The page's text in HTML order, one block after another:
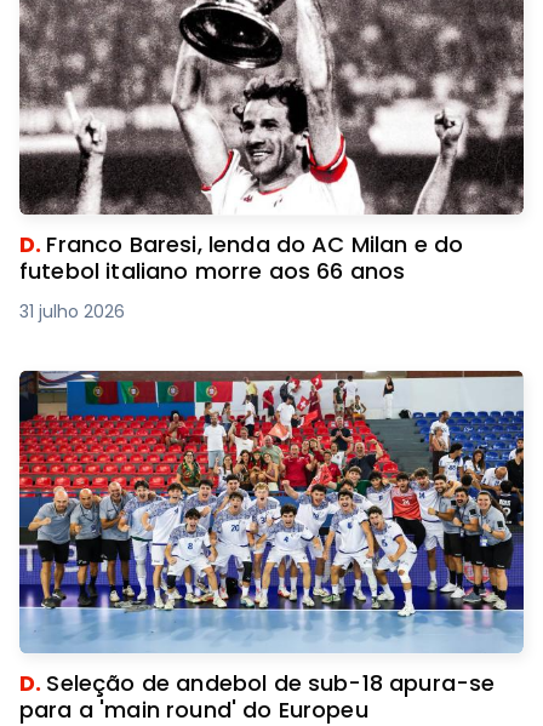
D. Franco Baresi, lenda do AC Milan e do
futebol italiano morre aos 66 anos
31 julho 2026
D. Seleção de andebol de sub-18 apura-se
para a 'main round' do Europeu